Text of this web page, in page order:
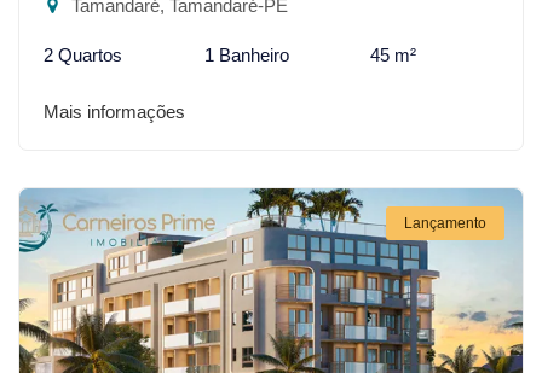
Tamandaré, Tamandaré-PE
2 Quartos 1 Banheiro 45 m²
Mais informações
Lançamento